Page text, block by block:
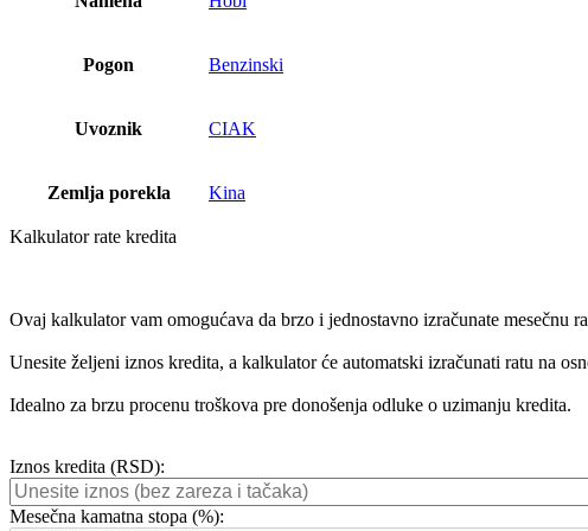
Pogon Benzinski
Uvoznik CIAK
Zemlja porekla Kina
Kalkulator rate kredita
Ovaj kalkulator vam omogućava da brzo i jednostavno izračunate mesečnu
Unesite željeni iznos kredita, a kalkulator će automatski izračunati ratu na
Idealno za brzu procenu troškova pre donošenja odluke o uzimanju kredita.
Iznos kredita (RSD):
Mesečna kamatna stopa (%):